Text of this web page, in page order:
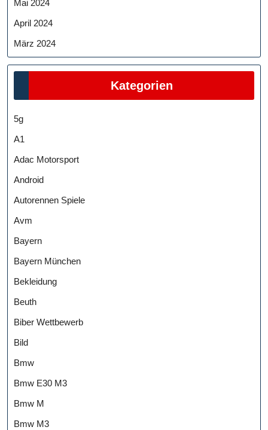
Mai 2024
April 2024
März 2024
Kategorien
5g
A1
Adac Motorsport
Android
Autorennen Spiele
Avm
Bayern
Bayern München
Bekleidung
Beuth
Biber Wettbewerb
Bild
Bmw
Bmw E30 M3
Bmw M
Bmw M3